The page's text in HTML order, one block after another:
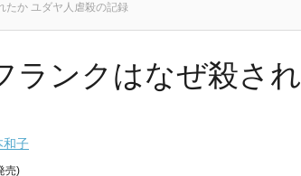
たか ユダヤ人虐殺の記録
ランクはなぜ殺さ
和子
売)